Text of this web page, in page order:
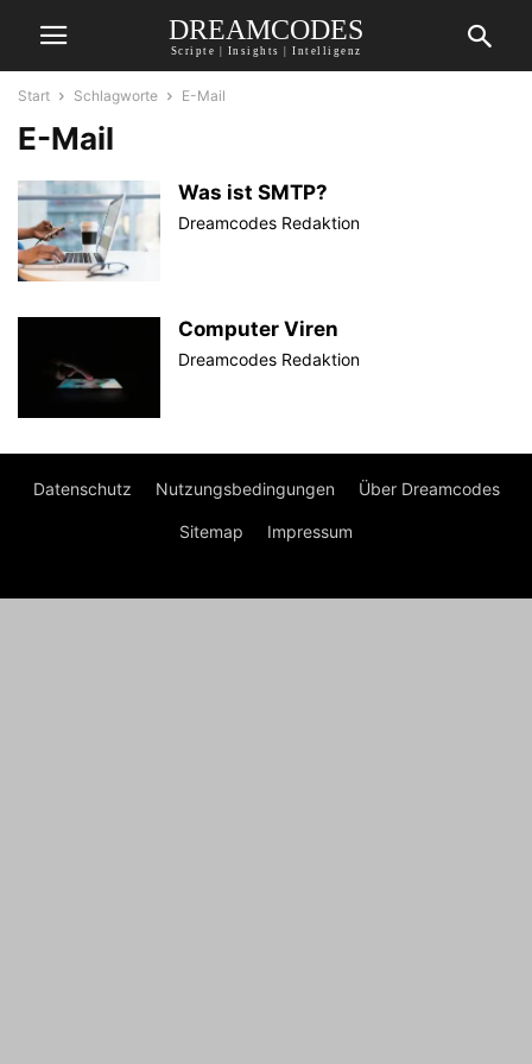
DREAMCODES
Scripte | Insights | Intelligenz
Start Schlagworte E-Mail
E-Mail
Was ist SMTP?
Dreamcodes Redaktion
Computer Viren
Dreamcodes Redaktion
Datenschutz Nutzungsbedingungen Über Dreamcodes
Sitemap Impressum